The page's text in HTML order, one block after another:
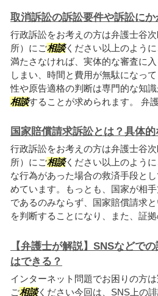
取消訴訟の訴訟要件や訴訟に
行政訴訟をお考えの方は弁護士谷
所）にご相談ください以上のよう
満たさなければ、実体的な審査に
しまい、時間と費用が無駄になっ
性や原告適格の判断は専門的な知
相談することが求められます。 弁
国家賠償請求訴訟とは？具体
行政訴訟をお考えの方は弁護士谷
所）にご相談ください以上のよう
な行為があった場合の救済手段と
めています。もっとも、国家が相
であるのみならず、国家賠償請求
を判断することになり、また、証
【弁護士が解説】SNSなどで
はできる？
インターネット問題でお困りの方
ご相談ください今回は、SNS上の